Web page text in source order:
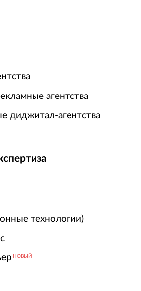
агентства
диджитал-агентства
технологии)
НОВЫЙ